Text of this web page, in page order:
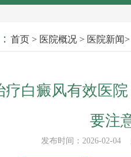
首页 > 医院概况 > 医院新闻>
疗白癜风有效医
要注
发布时间：2026-02-04